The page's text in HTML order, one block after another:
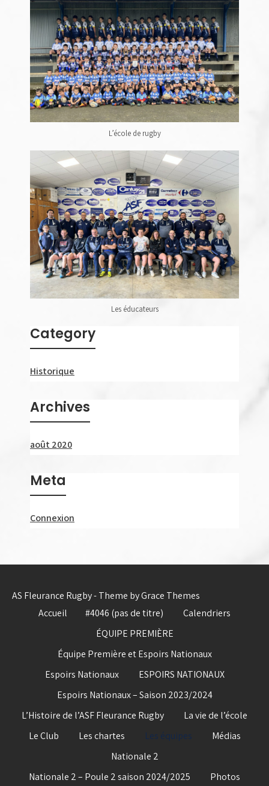
L’école de rugby
Les éducateurs
Category
Historique
Archives
août 2020
Meta
Connexion
AS Fleurance Rugby - Theme by Grace Themes
Accueil
#4046 (pas de titre)
Calendriers
ÉQUIPE PREMIÈRE
Équipe Première et Espoirs Nationaux
Espoirs Nationaux
ESPOIRS NATIONAUX
Espoirs Nationaux – Saison 2023/2024
L’Histoire de l’ASF Fleurance Rugby
La vie de l’école
Le Club
Les chartes Les équipes
Médias
Nationale 2
Nationale 2 – Poule 2 saison 2024/2025
Photos